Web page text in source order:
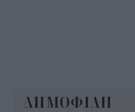
ΔΗΜΟΦΙΛΗ